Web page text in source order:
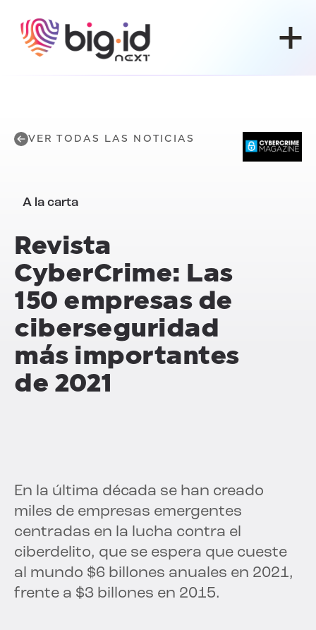
VER TODAS LAS NOTICIAS
A la carta
Revista
CyberCrime: Las
150 empresas de
ciberseguridad
más importantes
de 2021
En la última década se han creado
miles de empresas emergentes
centradas en la lucha contra el
ciberdelito, que se espera que cueste
al mundo $6 billones anuales en 2021,
frente a $3 billones en 2015.